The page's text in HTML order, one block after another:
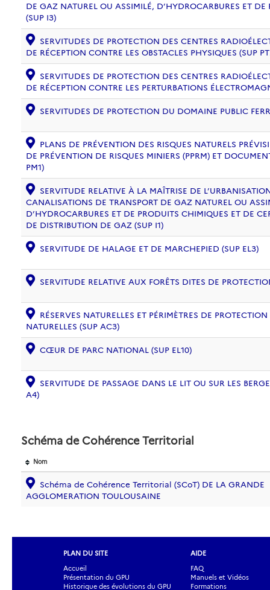
DE GAZ NATUREL OU ASSIMILÉ, D’HYDROCARBURES ET
(SUP I3)
SERVITUDES DE PROTECTION DES CENTRES
DE RÉCEPTION CONTRE LES OBSTACLES PHYSIQUES (SUP
SERVITUDES DE PROTECTION DES CENTRES
DE RÉCEPTION CONTRE LES PERTURBATIONS
SERVITUDES DE PROTECTION DU DOMAINE PUBLIC
PLANS DE PRÉVENTION DES RISQUES NATURELS
DE PRÉVENTION DE RISQUES MINIERS (PPRM) ET
PM1)
SERVITUDE RELATIVE À LA MAÎTRISE DE
CANALISATIONS DE TRANSPORT DE GAZ NATUREL OU
D’HYDROCARBURES ET DE PRODUITS CHIMIQUES ET DE
DE DISTRIBUTION DE GAZ (SUP I1)
SERVITUDE DE HALAGE ET DE MARCHEPIED (SUP EL3)
SERVITUDE RELATIVE AUX FORÊTS DITES DE
RÉSERVES NATURELLES ET PÉRIMÈTRES DE
NATURELLES (SUP AC3)
CŒUR DE PARC NATIONAL (SUP EL10)
SERVITUDE DE PASSAGE DANS LE LIT OU SUR LES
A4)
Schéma de Cohérence Territorial
Nom
Schéma de Cohérence Territorial (SCoT) DE LA GRANDE
AGGLOMERATION TOULOUSAINE
PLAN DU SITE
Accueil
Présentation du GPU
Historique des évolutions du GPU
AIDE
FAQ
Manuels et Vidéos
Formations